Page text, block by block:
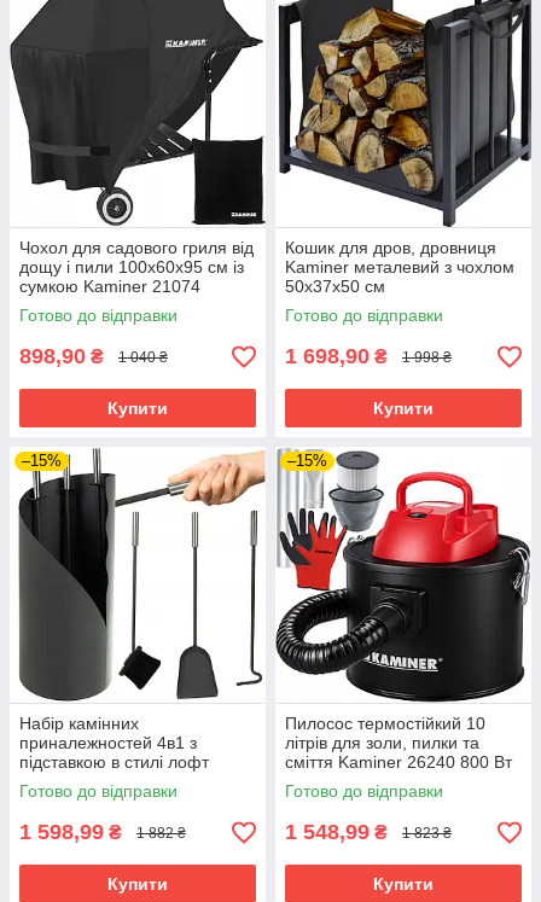
Чохол для садового гриля від
дощу і пили 100х60х95 см із
сумкою Kaminer 21074
Готово до відправки
898,90 ₴ 1 040 ₴
Купити
Кошик для дров, дровниця
Kaminer металевий з чохлом
50x37x50 см
Готово до відправки
1 698,90 ₴ 1 998 ₴
Купити
–15%
Набір камінних
приналежностей 4в1 з
підставкою в стилі лофт
Kaminer 25970
Готово до відправки
1 598,99 ₴ 1 882 ₴
Купити
–15%
Пилосос термостійкий 10
літрів для золи, пилки та
сміття Kaminer 26240 800 Вт
Готово до відправки
1 548,99 ₴ 1 823 ₴
Купити